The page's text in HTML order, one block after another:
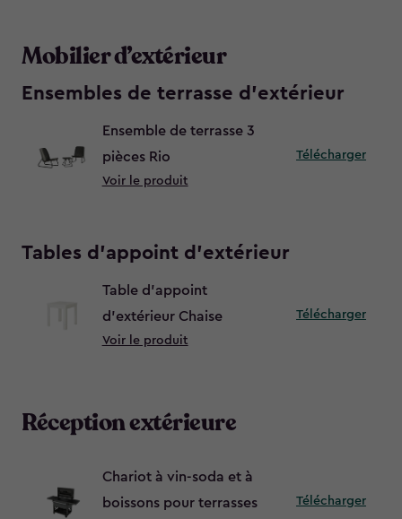
Mobilier d’extérieur
Ensembles de terrasse d’extérieur
Ensemble de terrasse 3
pièces Rio
Voir le produit
Télécharger
Tables d’appoint d’extérieur
Table d’appoint
d’extérieur Chaise
Voir le produit
Télécharger
Réception extérieure
Chariot à vin-soda et à
boissons pour terrasses
Télécharger